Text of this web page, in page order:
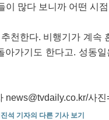
이 많다 보니까 어떤 시
천한다. 비행기가 계속
아가기도 한다고. 성동
news@tvdaily.co.kr/사
석 기자의 다른 기사 보기